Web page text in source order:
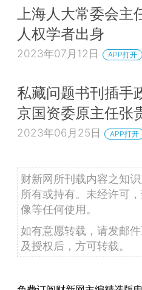
上海人大常委会主
人权学者出身
2023年07月12日 APP打开
私藏问题书刊插手
京国资委原主任张
2023年06月25日 APP打开
财新网所刊载内容之知
所有或持有。未经许可
像等任何使用。
如有意愿转载，请发邮
及授权后，方可转载。